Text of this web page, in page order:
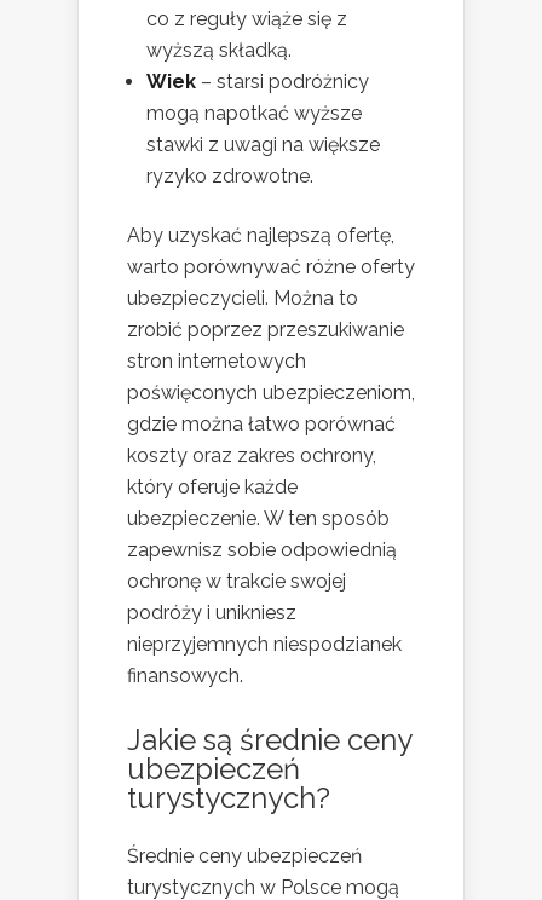
co z reguły wiąże się z
wyższą składką.
Wiek – starsi podróżnicy
mogą napotkać wyższe
stawki z uwagi na większe
ryzyko zdrowotne.
Aby uzyskać najlepszą ofertę,
warto porównywać różne oferty
ubezpieczycieli. Można to
zrobić poprzez przeszukiwanie
stron internetowych
poświęconych ubezpieczeniom,
gdzie można łatwo porównać
koszty oraz zakres ochrony,
który oferuje każde
ubezpieczenie. W ten sposób
zapewnisz sobie odpowiednią
ochronę w trakcie swojej
podróży i unikniesz
nieprzyjemnych niespodzianek
finansowych.
Jakie są średnie ceny
ubezpieczeń
turystycznych?
Średnie ceny ubezpieczeń
turystycznych w Polsce mogą